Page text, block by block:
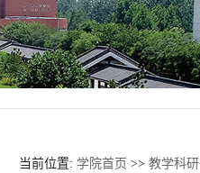
当前位置: 学院首页 >> 教学科研